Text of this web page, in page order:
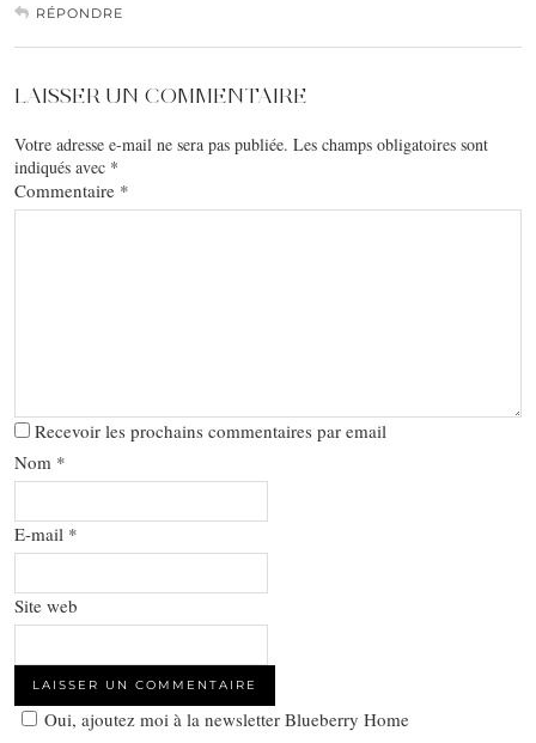
RÉPONDRE
LAISSER UN COMMENTAIRE
Votre adresse e-mail ne sera pas publiée. Les champs obligatoires sont
indiqués avec *
Commentaire *
Recevoir les prochains commentaires par email
Nom *
E-mail *
Site web
Oui, ajoutez moi à la newsletter Blueberry Home